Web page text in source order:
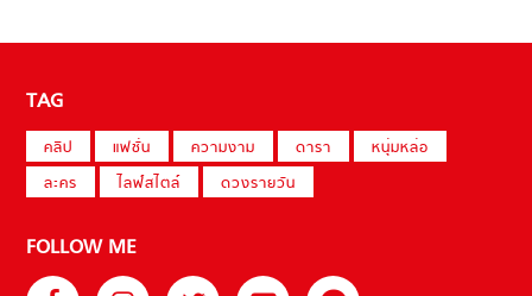
TAG
คลิป แฟชั่น ความงาม ดารา
หนุ่มหล่อ
ละคร
ไลฟ์สไตล์ ดวงรายวัน
FOLLOW ME